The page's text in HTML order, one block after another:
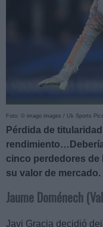
Foto: © imago images / Uk Sports
Pérdida de
cinco perdedores de
su valor de mercado.
Jaume Doménech
Javi Gracia decidió